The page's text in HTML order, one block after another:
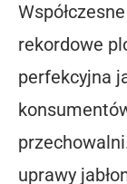
rekordowe
perfekcyjna
uprawy